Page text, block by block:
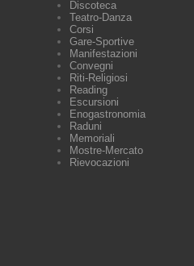
Discoteca
Teatro-Danza
Corsi
Gare-Sportive
Manifestazioni
Convegni
Riti-Religiosi
Reading
Escursioni
Enogastronomia
Raduni
Memoriali
Mostre-Mercato
Rievocazioni